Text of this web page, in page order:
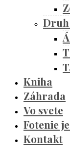
Kniha
Záhrada
Vo svete
Fotenie
Kontakt